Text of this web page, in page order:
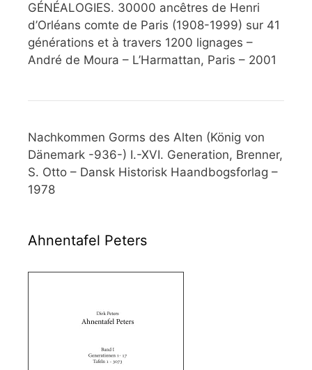
GÉNÉALOGIES. 30000 ancêtres de Henri
d’Orléans comte de Paris (1908-1999) sur 41
générations et à travers 1200 lignages –
André de Moura – L’Harmattan, Paris – 2001
Nachkommen Gorms des Alten (König von
Dänemark -936-) I.-XVI. Generation, Brenner,
S. Otto – Dansk Historisk Haandbogsforlag –
1978
Ahnentafel Peters